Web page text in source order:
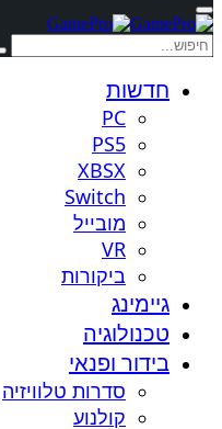
חדשות
PC
PS5
XBSX
Switch
מובייל
VR
ביקורות
גיימינג
טכנולוגיה
בידור ופנאי
סדרות טלוויזיה
קולנוע